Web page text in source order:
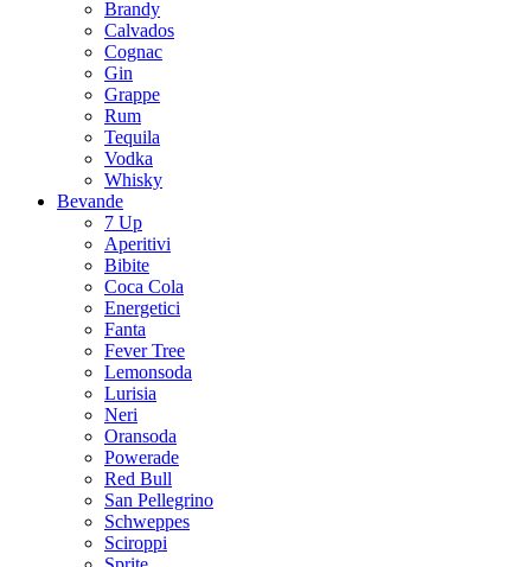
Brandy
Calvados
Cognac
Gin
Grappe
Rum
Tequila
Vodka
Whisky
Bevande
7 Up
Aperitivi
Bibite
Coca Cola
Energetici
Fanta
Fever Tree
Lemonsoda
Lurisia
Neri
Oransoda
Powerade
Red Bull
San Pellegrino
Schweppes
Sciroppi